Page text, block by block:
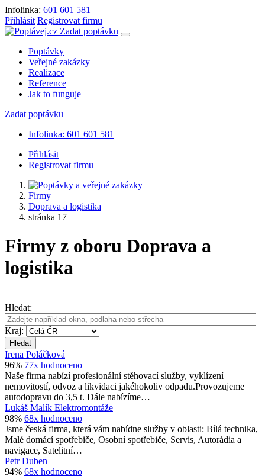
Infolinka: 601 601 581
Přihlásit Registrovat firmu
Zadat poptávku
Poptávky
Veřejné zakázky
Realizace
Reference
Jak to funguje
Zadat poptávku
Infolinka: 601 601 581
Přihlásit
Registrovat firmu
Firmy
Doprava a logistika
stránka 17
Firmy z oboru Doprava a
logistika
Hledat:
Kraj:
Hledat
Irena Poláčková
96% 77x hodnoceno
Naše firma nabízí profesionální stěhovací služby, vyklízení
nemovitostí, odvoz a likvidaci jakéhokoliv odpadu.Provozujeme
autodopravu do 3,5 t. Dále nabízíme…
Lukáš Malík Elektromontáže
98% 68x hodnoceno
Jsme česká firma, která vám nabídne služby v oblasti: Bílá technika,
Malé domácí spotřebiče, Osobní spotřebiče, Servis, Autorádia a
navigace, Satelitní…
Petr Duben
94% 68x hodnoceno